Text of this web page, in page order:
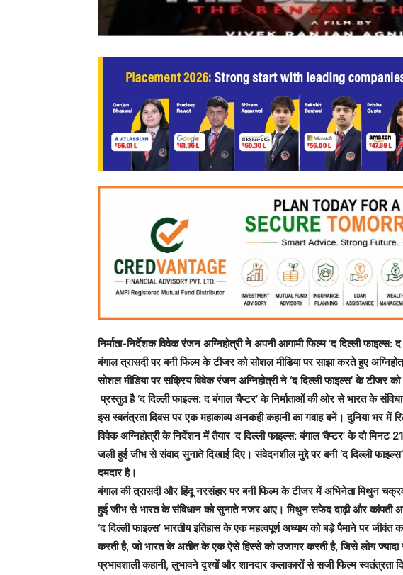
निर्माता-निर्देशक विवेक रंजन अग्निहोत्री ने अपनी आगामी फिल्म ‘द दिल्ली फाइल्स:
बंगाल त्रासदी पर बनी फिल्म के टीजर को सोशल मीडिया पर साझा करते हुए
सोशल मीडिया पर सक्रिय विवेक रंजन अग्निहोत्री ने ‘द दिल्ली फाइल्स’ के टीजर
प्रस्तुत है ‘द दिल्ली फाइल्स: द बंगाल चैप्टर’ के निर्माताओं की ओर से भारत के
इस स्वतंत्रता दिवस पर एक महाकाव्य अनकही कहानी का गवाह बनें। दुनिया भर में
विवेक अग्निहोत्री के निर्देशन में तैयार ‘द दिल्ली फाइल्स: बंगाल चैप्टर’ के दो
जली हुई जीभ से संवाद सुनाते दिखाई दिए। संवेदनशील मुद्दे पर बनी ‘द दिल्ली
दमदार है।
बंगाल की त्रासदी और हिंदू नरसंहार पर बनी फिल्म के टीजर में अभिनेता मिथुन
हुई जीभ से भारत के संविधान को सुनाते नजर आए। मिथुन सफेद दाढ़ी और कांपती
‘द दिल्ली फाइल्स’ भारतीय इतिहास के एक महत्वपूर्ण अध्याय को बड़े पैमाने पर जीवंत
करती है, जो भारत के अतीत के एक ऐसे हिस्से को उजागर करती है, जिसे लोग ज्यादा
प्रभावशाली कहानी, लुभावने दृश्यों और शानदार कलाकारों से सजी फिल्म स्वतंत्रता